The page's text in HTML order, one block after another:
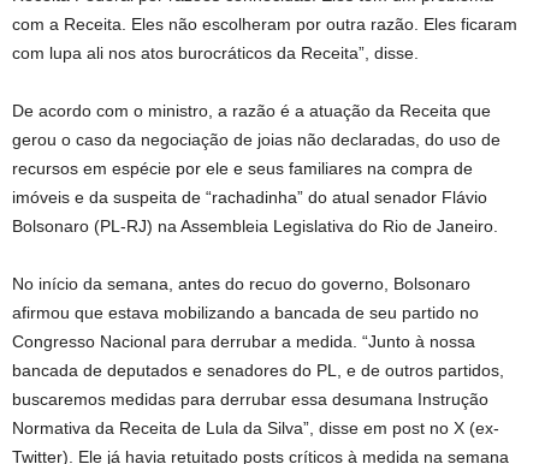
com a Receita. Eles não escolheram por outra razão. Eles ficaram
com lupa ali nos atos burocráticos da Receita”, disse.
De acordo com o ministro, a razão é a atuação da Receita que
gerou o caso da negociação de joias não declaradas, do uso de
recursos em espécie por ele e seus familiares na compra de
imóveis e da suspeita de “rachadinha” do atual senador Flávio
Bolsonaro (PL-RJ) na Assembleia Legislativa do Rio de Janeiro.
No início da semana, antes do recuo do governo, Bolsonaro
afirmou que estava mobilizando a bancada de seu partido no
Congresso Nacional para derrubar a medida. “Junto à nossa
bancada de deputados e senadores do PL, e de outros partidos,
buscaremos medidas para derrubar essa desumana Instrução
Normativa da Receita de Lula da Silva”, disse em post no X (ex-
Twitter). Ele já havia retuitado posts críticos à medida na semana